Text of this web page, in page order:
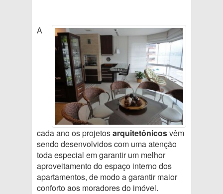
A
cada ano os projetosarquitetônicosvêm
sendo desenvolvidos com uma atenção
toda especial em garantir um melhor
aproveitamento do espaço interno dos
apartamentos, de modo a garantir maior
conforto aos moradores do imóvel.